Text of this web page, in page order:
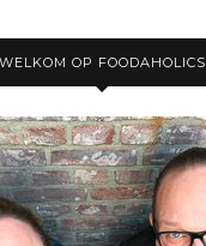
WELKOM OP FOODAHOLICS